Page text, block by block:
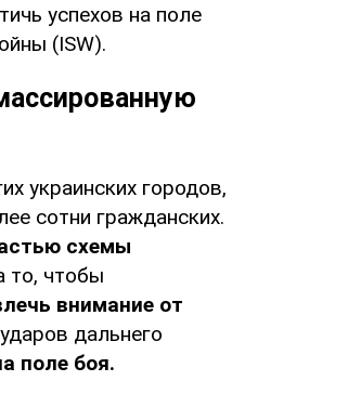
успехов на поле
(ISW).
украинских городов,
сотни гражданских.
схемы
то, чтобы
внимание от
дальнего
поле боя.